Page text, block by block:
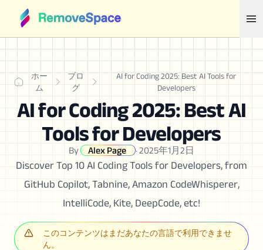
ホー
ム
ブロ
グ
AI for Coding 2025: Best AI Tools for
Developers
AI for Coding 2025: Best AI
Tools for Developers
By Alex Page · 2025年1月2日
Discover Top 10 AI Coding Tools for Developers, from
GitHub Copilot, Tabnine, Amazon CodeWhisperer,
IntelliCode, Kite, DeepCode, etc!
このコンテンツはまだあなたの言語で利用できませ
ん。